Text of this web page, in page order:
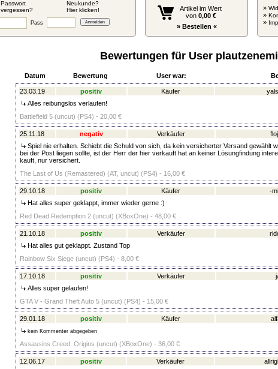
Passwort
vergessen?
Neukunde?
Hier klicken!
Pass
Artikel im Wert
von 0,00 €
» Bestellen «
»
»
»
Bewertungen für User
Datum Bewertung User war:
23.03.19 positiv Käufer
Alles reibungslos verlaufen!
Battlefield 5 (uncut) (PS4) - 20,00 €
25.11.18 negativ Verkäufer
Spiel nie erhalten. Schiebt die Schuld von sich, da kein versicherter Versand gewählt
bei der Post liegen sollte, ist der Herr der hier verkauft hat an keiner Lösungfindung
kauft, nur versichert.
The Last of Us (Remastered) (AT, uncut) (PS4) - 16,00 €
29.10.18 positiv Käufer -
Hat alles super geklappt, immer wieder gerne :)
Red Dead Redemption 2 (uncut) (XBoxOne) - 48,00 €
21.10.18 positiv Verkäufer
Hat alles gut geklappt. Zustand Top
Rainbow Six Siege (uncut) (PS4) - 8,00 €
17.10.18 positiv Verkäufer
Alles super gelaufen!
GTA V - Grand Theft Auto 5 (uncut) (PS4) - 15,00 €
29.01.18 positiv Käufer
kein Kommenter abgegeben
Assassins Creed: Origins (uncut) (XBoxOne) - 36,00 €
12.06.17 positiv Verkäufer